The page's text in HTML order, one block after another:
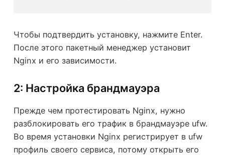
Чтобы подтвердить установку, нажмите Enter.
После этого пакетный менеджер установит
Nginx и его зависимости.
2: Настройка брандмауэра
Прежде чем протестировать Nginx, нужно
разблокировать его трафик в брандмауэре ufw.
Во время установки Nginx регистрирует в ufw
профиль своего сервиса, потому открыть его